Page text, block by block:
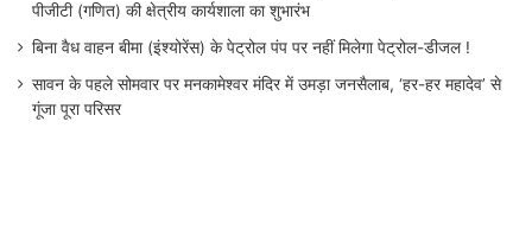
पीजीटी (गणित) की क्षेत्रीय कार्यशाला का शुभारंभ
बिना वैध वाहन बीमा (इंश्योरेंस) के पेट्रोल पंप पर नहीं मिलेगा पेट्रोल-डीजल !
सावन के पहले सोमवार पर मनकामेश्वर मंदिर में उमड़ा जनसैलाब, ‘हर-हर महादेव’ से
गूंजा पूरा परिसर